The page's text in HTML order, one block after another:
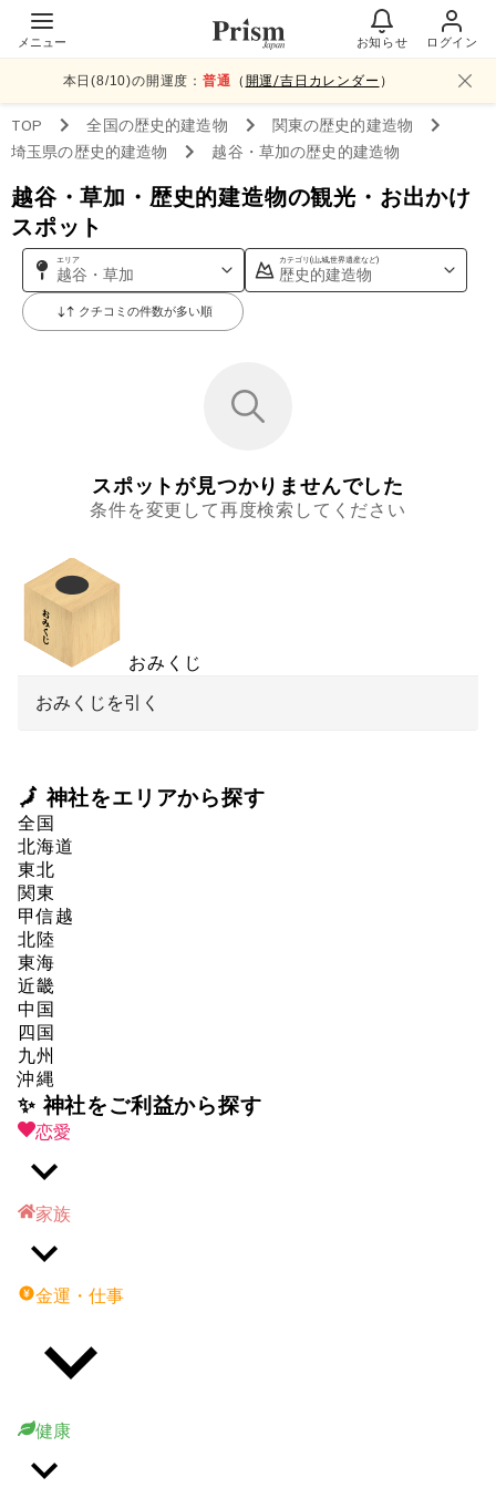
メニュー お知らせ ログイン
本日(8/10)の開運度：普通 （ 開運/吉日カレンダー ）
TOP 全国の歴史的建造物 関東の歴史的建造物
埼玉県の歴史的建造物 越谷・草加の歴史的建造物
越谷・草加・歴史的建造物の観光・お出かけ
スポット
エリア
越谷・草加
カテゴリ(山,城,世界遺産など)
歴史的建造物
クチコミの件数が多い順
スポットが見つかりませんでした
条件を変更して再度検索してください
おみくじ
おみくじを引く
🗾 神社をエリアから探す
全国
北海道
東北
関東
甲信越
北陸
東海
近畿
中国
四国
九州
沖縄
✨ 神社をご利益から探す
恋愛
家族
金運・仕事
健康